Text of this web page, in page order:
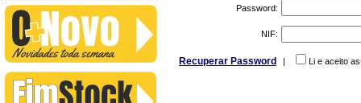
Password:
NIF:
Recuperar Password | Li e aceito